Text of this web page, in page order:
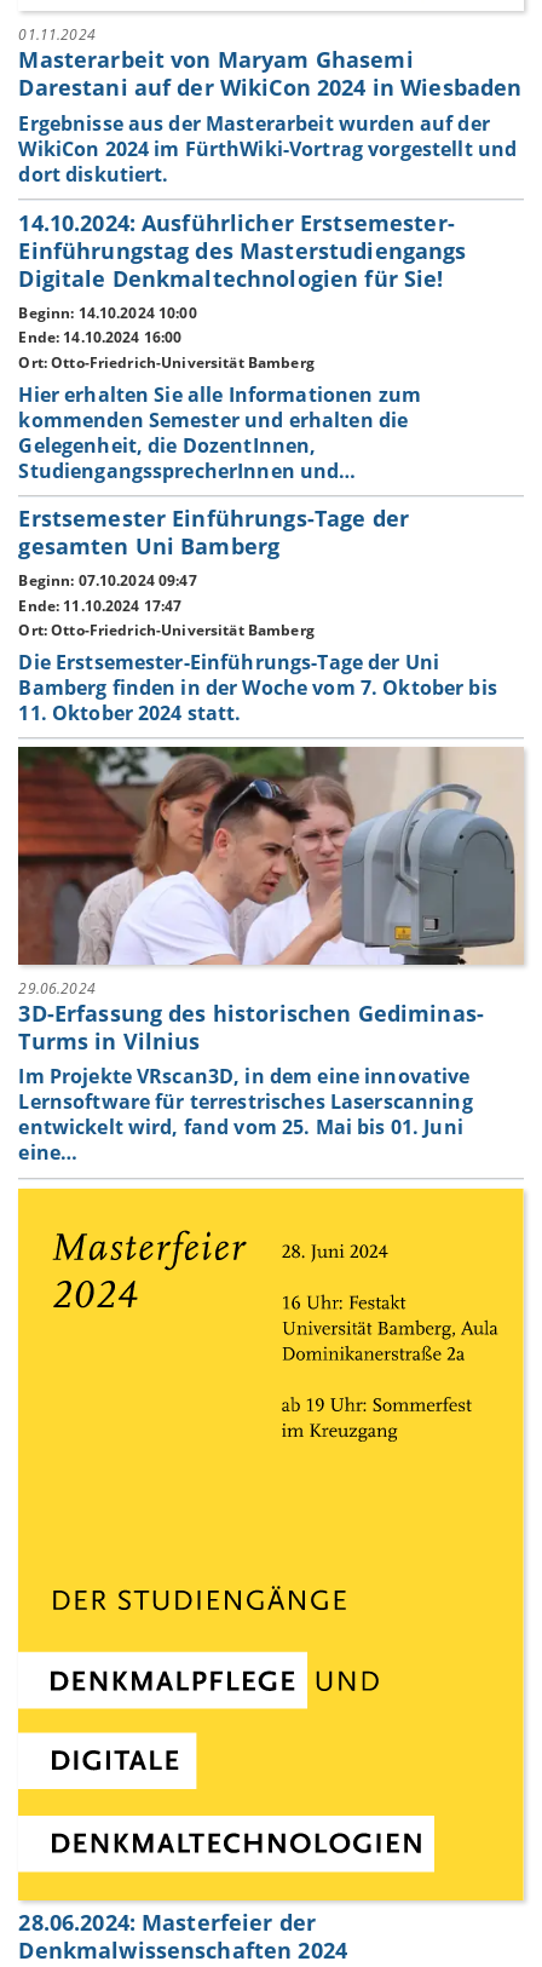
01.11.2024
Masterarbeit von Maryam Ghasemi
Darestani auf der WikiCon 2024 in Wiesbaden
Ergebnisse aus der Masterarbeit wurden auf der
WikiCon 2024 im FürthWiki-Vortrag vorgestellt und
dort diskutiert.
14.10.2024: Ausführlicher Erstsemester-
Einführungstag des Masterstudiengangs
Digitale Denkmaltechnologien für Sie!
Beginn: 14.10.2024 10:00
Ende: 14.10.2024 16:00
Ort: Otto-Friedrich-Universität Bamberg
Hier erhalten Sie alle Informationen zum
kommenden Semester und erhalten die
Gelegenheit, die DozentInnen,
StudiengangssprecherInnen und…
Erstsemester Einführungs-Tage der
gesamten Uni Bamberg
Beginn: 07.10.2024 09:47
Ende: 11.10.2024 17:47
Ort: Otto-Friedrich-Universität Bamberg
Die Erstsemester-Einführungs-Tage der Uni
Bamberg finden in der Woche vom 7. Oktober bis
11. Oktober 2024 statt.
29.06.2024
3D-Erfassung des historischen Gediminas-
Turms in Vilnius
Im Projekte VRscan3D, in dem eine innovative
Lernsoftware für terrestrisches Laserscanning
entwickelt wird, fand vom 25. Mai bis 01. Juni
eine…
28.06.2024: Masterfeier der
Denkmalwissenschaften 2024